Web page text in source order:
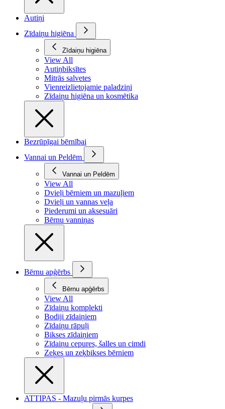
Autiņi
Zīdaiņu higiēna
Zīdaiņu higiēna
View All
Autiņbiksītes
Mitrās salvetes
Vienreizlietojamie paladziņi
Zīdaiņu higiēna un kosmētika
Bezrūpīgai bērnībai
Vannai un Peldēm
Vannai un Peldēm
View All
Dvieļi bērniem un mazuļiem
Dvieļi un vannas veļa
Piederumi un aksesuāri
Bērnu vanniņas
Bērnu apģērbs
Bērnu apģērbs
View All
Zīdaiņu komplekti
Bodiji zīdaiņiem
Zīdaiņu rāpuļi
Bikses zīdaiņiem
Zīdaiņu cepures, šalles un cimdi
Zeķes un zeķbikses bērniem
ATTIPAS - Mazuļu pirmās kurpes